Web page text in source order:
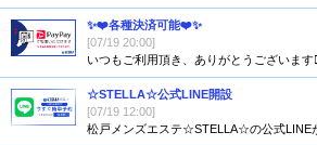
✨❤️各種決済可能❤️✨
[07/19 20:00]
いつもご利用頂き、ありがとうございま
☆STELLA☆公式LINE開設
[07/19 12:00]
松戸メンズエステ☆STELLA☆の公式LINE